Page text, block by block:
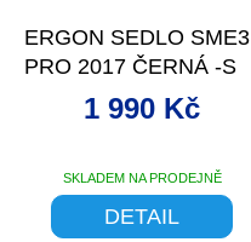
ERGON SEDLO SME3
PRO 2017 ČERNÁ -S
SKLADEM NA PRODEJNĚ
1 990 Kč
DETAIL